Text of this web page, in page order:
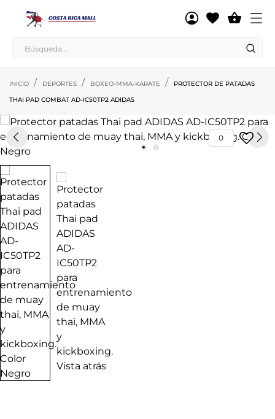

INICIO DEPORTES BOXEO-MMA-KARATE
PROTECTOR DE PATADAS
THAI PAD COMBAT AD-IC50TP2 ADIDAS
0